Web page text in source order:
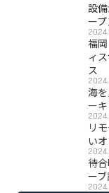
設
ー
福
ィ
ス
海
ー
リ
い
待
ー